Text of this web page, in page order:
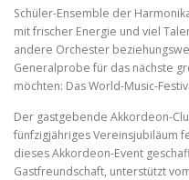
Schüler-Ensemble der
mit frischer Energie und viel
andere Orchester
Generalprobe für das nächste
möchten: Das World-Music-
Der gastgebende Akkordeon-
fünfzigjähriges Vereinsjubiläum
dieses Akkordeon-Event
Gastfreundschaft, unterstützt